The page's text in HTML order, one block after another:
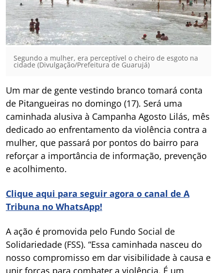
Segundo a mulher, era perceptível o cheiro de esgoto na
cidade (Divulgação/Prefeitura de Guarujá)
Um mar de gente vestindo branco tomará conta
de Pitangueiras no domingo (17). Será uma
caminhada alusiva à Campanha Agosto Lilás, mês
dedicado ao enfrentamento da violência contra a
mulher, que passará por pontos do bairro para
reforçar a importância de informação, prevenção
e acolhimento.
Clique aqui para seguir agora o canal de A
Tribuna no WhatsApp!
A ação é promovida pelo Fundo Social de
Solidariedade (FSS). “Essa caminhada nasceu do
nosso compromisso em dar visibilidade à causa e
unir forças para combater a violência. É um